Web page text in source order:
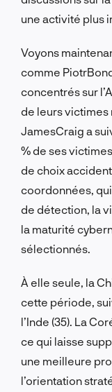
une activité plus
Voyons
comme
concentrés sur
de leurs victimes
JamesCraig a
% de ses
de choix
coordonnées,
de détection, la
la maturité
sélectionnés.
À elle seule, la
cette période,
l’Inde (35). La
ce qui laisse
une meilleure
l’orientation